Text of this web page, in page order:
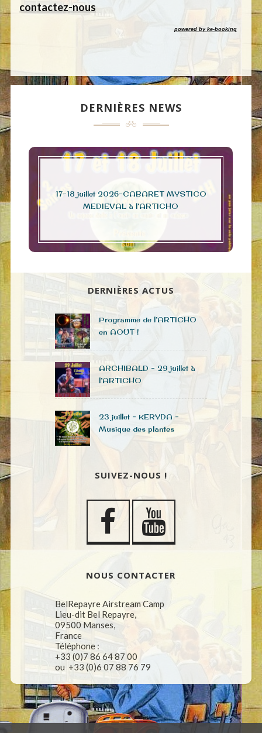
contactez-nous
powered by ke-booking
DERNIÈRES NEWS
17-18 juillet 2026-CABARET MYSTICO
MEDIEVAL à l’ARTICHO
DERNIÈRES ACTUS
Programme de l’ARTICHO
en AOUT !
ARCHIBALD – 29 juillet à
l’ARTICHO
23 juillet – KERYDA –
Musique des plantes
SUIVEZ-NOUS !
NOUS CONTACTER
BelRepayre Airstream Camp
Lieu-dit Bel Repayre,
09500 Manses,
France
Téléphone :
+33 (0)7 86 64 87 00
ou +33 (0)6 07 88 76 79